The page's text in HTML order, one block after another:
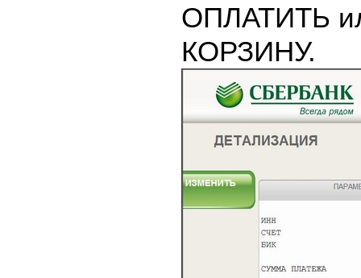
ОПЛАТИТЬ
КОРЗИНУ.